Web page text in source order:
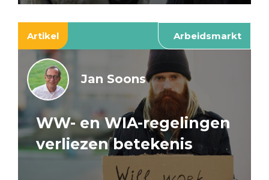
Artikel Arbeidsmarkt
Jan Soons
WW- en WIA-regelingen
verliezen betekenis